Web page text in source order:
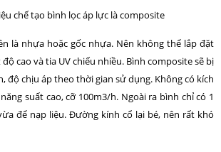
chế tạo bình lọc áp lực là composite
là nhựa hoặc gốc nhựa. Nên không thể lắp đặt
cao và tia UV chiếu nhiều. Bình composite sẽ bị
độ chịu áp theo thời gian sử dụng. Không có kích
suất cao, cỡ 100m3/h. Ngoài ra bình chỉ có 1
để nạp liệu. Đường kính cổ lại bé, nên rất khó